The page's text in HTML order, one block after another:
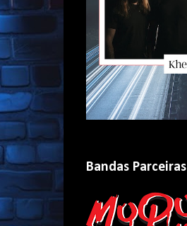
Bandas Parceiras